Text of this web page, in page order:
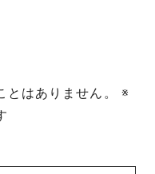
はありません。
※